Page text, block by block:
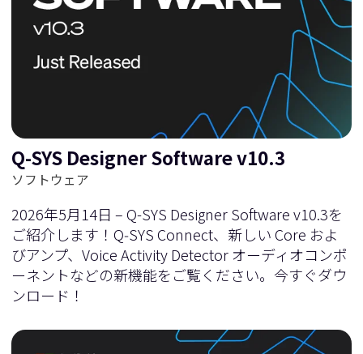
Q-SYS Designer Software v10.3
ソフトウェア
2026年5月14日 – Q-SYS Designer Software v10.3を
ご紹介します！Q‑SYS Connect、新しい Core およ
びアンプ、Voice Activity Detector オーディオコンポ
ーネントなどの新機能をご覧ください。今すぐダウ
ンロード！